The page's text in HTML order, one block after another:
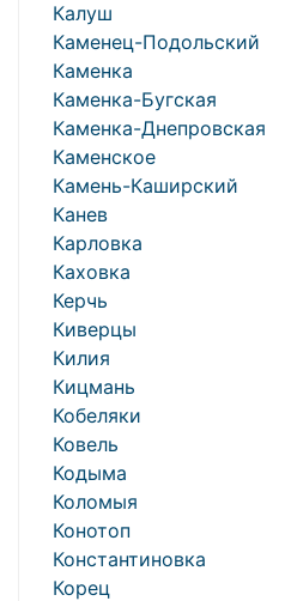
Калуш
Каменец-Подольский
Каменка
Каменка-Бугская
Каменка-Днепровская
Каменское
Камень-Каширский
Канев
Карловка
Каховка
Керчь
Киверцы
Килия
Кицмань
Кобеляки
Ковель
Кодыма
Коломыя
Конотоп
Константиновка
Корец